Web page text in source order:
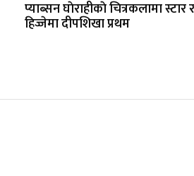
प्याब्सन घाेराहीकाे चित्रकलामा स्टार र
हिज्जेमा दीपशिखा प्रथम